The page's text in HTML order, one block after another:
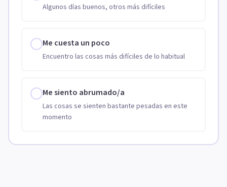
Algunos días buenos, otros más difíciles
Me cuesta un poco
Encuentro las cosas más difíciles de lo habitual
Me siento abrumado/a
Las cosas se sienten bastante pesadas en este
momento